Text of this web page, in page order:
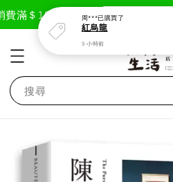
滿＄1800免運費 現在去購物！
搜尋
周***已購買了
紅烏龍
9 小時前